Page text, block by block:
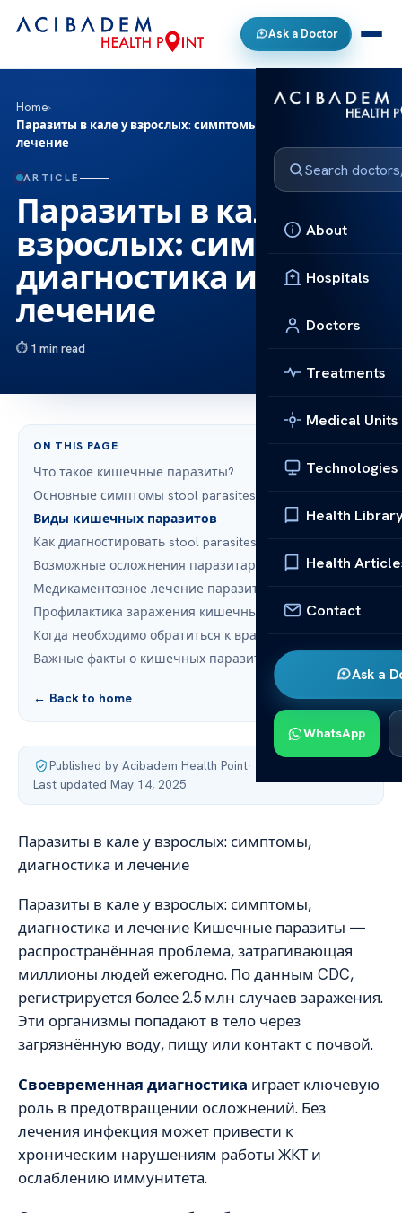
Ask a Doctor
About
Hospitals
Doctors
Treatments
Medical Units
Technologies
Health
Health
Contact
Ask a
WhatsApp
Home›
Паразиты в кале у взрослых: симптомы, диагностика и
лечение
ARTICLE
Паразиты в кале у
взрослых: симптомы,
диагностика и
лечение
1 min read
ON THIS PAGE
Что такое кишечные паразиты?
Основные симптомы stool parasites у взрослых
Виды кишечных паразитов
Как диагностировать stool parasites?
Возможные осложнения паразитарных инфекций
Медикаментозное лечение паразитарных инфекций
Профилактика заражения кишечными паразитами
Когда необходимо обратиться к врачу?
Важные факты о кишечных паразитах
← Back to home
Published by Acibadem Health Point·
Last updated May 14, 2025
Паразиты в кале у взрослых: симптомы,
диагностика и лечение
Паразиты в кале у взрослых: симптомы,
диагностика и лечение Кишечные паразиты —
распространённая проблема, затрагивающая
миллионы людей ежегодно. По данным CDC,
регистрируется более 2.5 млн случаев заражения.
Эти организмы попадают в тело через
загрязнённую воду, пищу или контакт с почвой.
Своевременная диагностика играет ключевую
роль в предотвращении осложнений. Без
лечения инфекция может привести к
хроническим нарушениям работы ЖКТ и
ослаблению иммунитета.